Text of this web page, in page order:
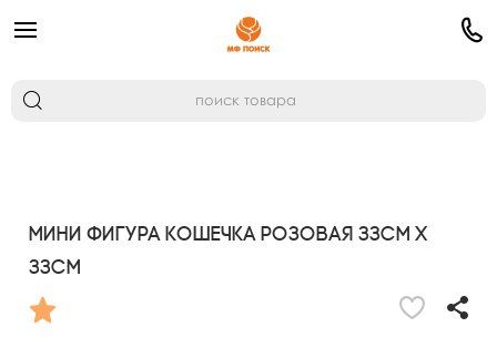
Мини Фигура Кошечка розовая 33см х
33см